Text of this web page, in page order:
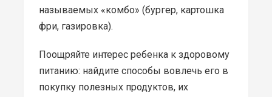
называемых «комбо» (бургер, картошка
фри, газировка).
Поощряйте интерес ребенка к здоровому
питанию: найдите способы вовлечь его в
покупку полезных продуктов, их